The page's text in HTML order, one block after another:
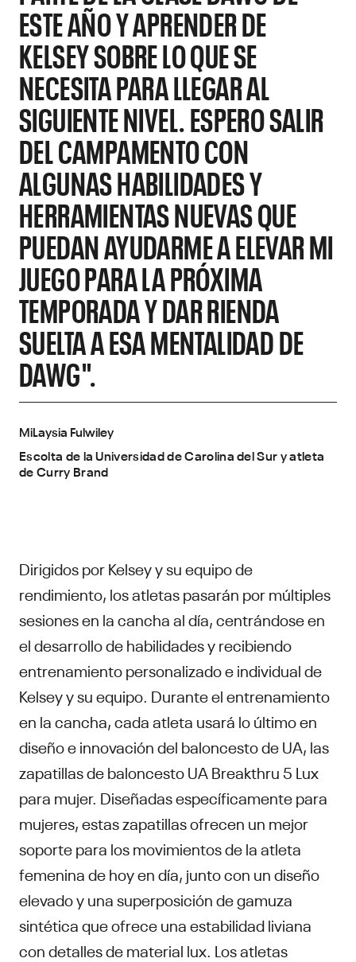
ESTE AÑO Y APRENDER DE
KELSEY SOBRE LO QUE SE
NECESITA PARA LLEGAR AL
SIGUIENTE NIVEL. ESPERO SALIR
DEL CAMPAMENTO CON
ALGUNAS HABILIDADES Y
HERRAMIENTAS NUEVAS QUE
PUEDAN AYUDARME A ELEVAR MI
JUEGO PARA LA PRÓXIMA
TEMPORADA Y DAR RIENDA
SUELTA A ESA MENTALIDAD DE
DAWG".
MiLaysia Fulwiley
Escolta de la Universidad de Carolina del Sur y atleta
de Curry Brand
Dirigidos por Kelsey y su equipo de
rendimiento, los atletas pasarán por múltiples
sesiones en la cancha al día, centrándose en
el desarrollo de habilidades y recibiendo
entrenamiento personalizado e individual de
Kelsey y su equipo. Durante el entrenamiento
en la cancha, cada atleta usará lo último en
diseño e innovación del baloncesto de UA, las
zapatillas de baloncesto UA Breakthru 5 Lux
para mujer. Diseñadas específicamente para
mujeres, estas zapatillas ofrecen un mejor
soporte para los movimientos de la atleta
femenina de hoy en día, junto con un diseño
elevado y una superposición de gamuza
sintética que ofrece una estabilidad liviana
con detalles de material lux. Los atletas